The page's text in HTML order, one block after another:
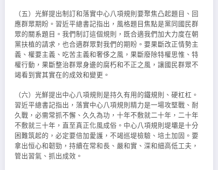
（五）光鮮提出制訂和落實中心八項規則要聚焦凸起題目、回
應群眾期盼。習近平總書記指出，風格題目焦點是黨同國民群
眾的關系題目。我們制訂這個規則，既合適我們加大力度在朝
黨扶植的請求，也合適群眾對我們的期盼。要果斷改正情勢主
義、權要主義、吃苦主義和奢侈之風，果斷廢除特權思惟、特
權行動，果斷整治群眾身邊的腐朽和不正之風，讓國民群眾不
竭看到實其實在的成效和變更。
（六）光鮮提出中心八項規則是持久有用的鐵規則、硬杠杠。
習近平總書記指出，落實中心八項規則精力是一場攻堅戰、耐
久戰，必需常抓不懈、久久為功，十年不敷就二十年，二十年
不敷就三十年，直至真正化風成俗。中心八項規則堤壩是十分
困難筑起的，必定要倍加愛護，不竭巡堤檢驗、培土加固。要
拿出恒心和韌勁，持續在常和長、嚴和實、深和細高低工夫，
管出習氣、抓出成效。